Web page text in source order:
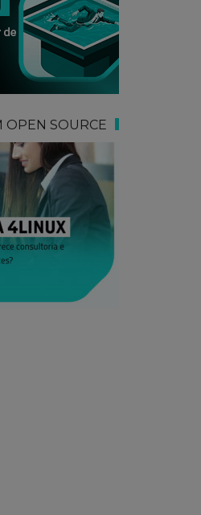
OPEN SOURCE